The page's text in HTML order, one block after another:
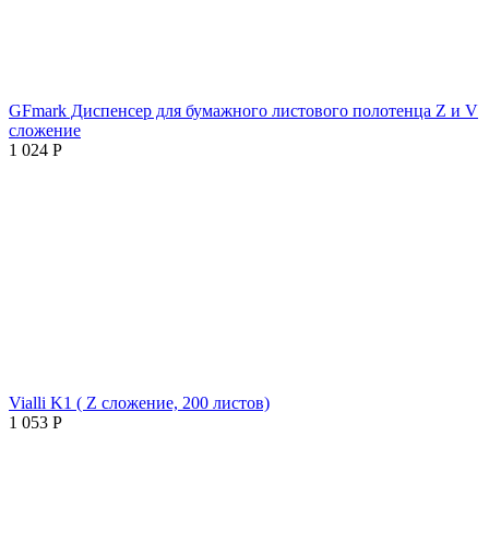
GFmark Диспенсер для бумажного листового полотенца Z и V
сложение
1 024 Р
Vialli K1 ( Z сложение, 200 листов)
1 053 Р